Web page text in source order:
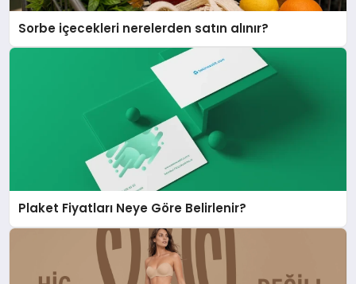
Sorbe içecekleri nerelerden satın alınır?
Plaket Fiyatları Neye Göre Belirlenir?